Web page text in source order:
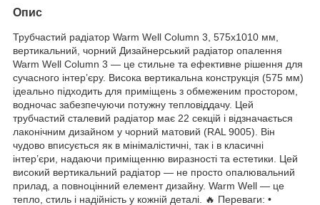
Опис
Трубчастий радіатор Warm Well Column 3, 575x1010 мм,
вертикальний, чорний Дизайнерський радіатор опалення
Warm Well Column 3 — це стильне та ефективне рішення для
сучасного інтер’єру. Висока вертикальна конструкція (575 мм)
ідеально підходить для приміщень з обмеженим простором,
водночас забезпечуючи потужну тепловіддачу. Цей
трубчастий сталевий радіатор має 22 секцій і відзначається
лаконічним дизайном у чорний матовий (RAL 9005). Він
чудово вписується як в мінімалістичні, так і в класичні
інтер’єри, надаючи приміщенню виразності та естетики. Цей
високий вертикальний радіатор — не просто опалювальний
прилад, а повноцінний елемент дизайну. Warm Well — це
тепло, стиль і надійність у кожній деталі. 🔥 Переваги: •